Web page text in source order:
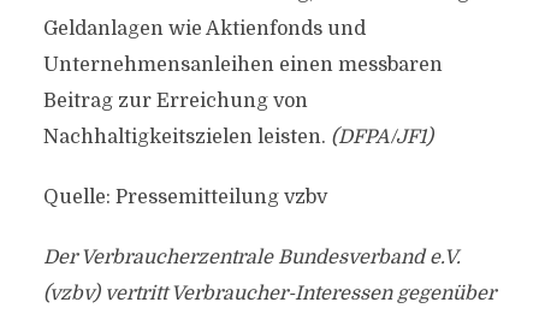
Geldanlagen wie Aktienfonds und
Unternehmensanleihen einen messbaren
Beitrag zur Erreichung von
Nachhaltigkeitszielen leisten. (DFPA/JF1)
Quelle: Pressemitteilung vzbv
Der Verbraucherzentrale Bundesverband e.V.
(vzbv) vertritt Verbraucher-Interessen gegenüber